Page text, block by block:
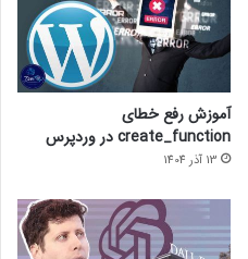
آموزش رفع خطای
create_function در وردپرس
13 آذر 1404